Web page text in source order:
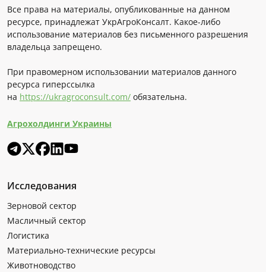
Все права на материалы, опубликованные на данном
ресурсе, принадлежат УкрАгроКонсалт. Какое-либо
использование материалов без письменного разрешения
владельца запрещено.
При правомерном использовании материалов данного
ресурса гиперссылка
на https://ukragroconsult.com/ обязательна.
Агрохолдинги Украины
Исследования
Зерновой сектор
Масличный сектор
Логистика
Материально-технические ресурсы
Животноводство